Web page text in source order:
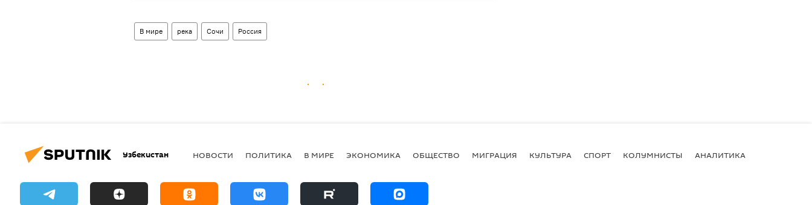
В мире река Сочи Россия
Узбекистан НОВОСТИ ПОЛИТИКА В МИРЕ ЭКОНОМИКА ОБЩЕСТВО МИГРАЦИЯ КУЛЬТУРА СПОРТ КОЛУМНИСТЫ АНАЛИТИКА